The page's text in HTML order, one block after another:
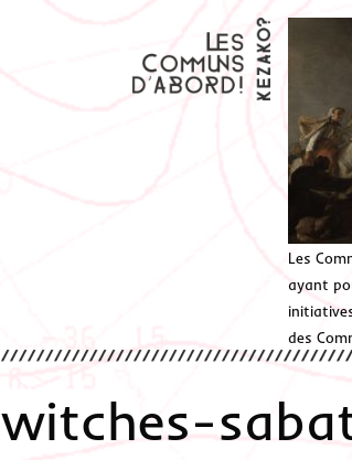
Les
ayant
des
witches-